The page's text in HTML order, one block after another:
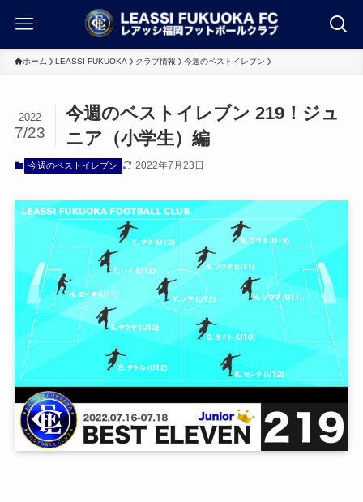
ホーム LEASSI FUKUOKA クラブ情報 今週のベストイレブン
今週のベストイレブン 219！ジュ
ニア（小学生）編
2022
7/23
今週のベストイレブン 2022年7月23日